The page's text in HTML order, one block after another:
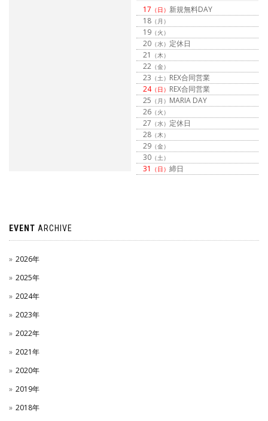
17 （日） 新規無料DAY
18 （月）
19 （火）
20 （水） 定休日
21
（木）
22 （金）
23 （土） REX合同営業
24（日） REX合同営業
25 （月） MARIA DAY
26 （火）
27 （水） 定休日
28 （木）
29 （金）
30 （土）
31 （日）締日
EVENT ARCHIVE
2026年
2025年
2024年
2023年
2022年
2021年
2020年
2019年
2018年